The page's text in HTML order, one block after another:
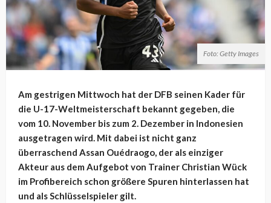
Foto: Getty Images
Am gestrigen Mittwoch hat der DFB seinen Kader für
die U-17-Weltmeisterschaft bekannt gegeben, die
vom 10. November bis zum 2. Dezember in Indonesien
ausgetragen wird. Mit dabei ist nicht ganz
überraschend Assan Ouédraogo, der als einziger
Akteur aus dem Aufgebot von Trainer Christian Wück
im Profibereich schon größere Spuren hinterlassen hat
und als Schlüsselspieler gilt.